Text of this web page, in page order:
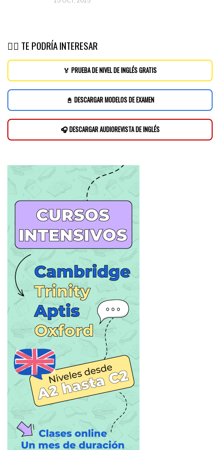
👉🏽 TE PODRÍA INTERESAR
🏅 PRUEBA DE NIVEL DE INGLÉS GRATIS
📓 DESCARGAR MODELOS DE EXAMEN
🎧 DESCARGAR AUDIOREVISTA DE INGLÉS